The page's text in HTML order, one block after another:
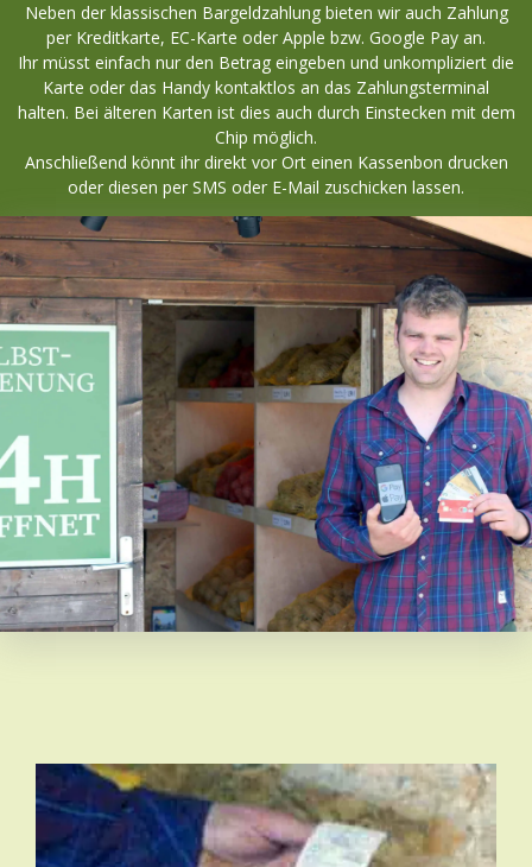
Neben der klassischen Bargeldzahlung bieten wir auch Zahlung
per Kreditkarte, EC-Karte oder Apple bzw. Google Pay an.
Ihr müsst einfach nur den Betrag eingeben und unkompliziert die
Karte oder das Handy kontaktlos an das Zahlungsterminal
halten. Bei älteren Karten ist dies auch durch Einstecken mit dem
Chip möglich.
Anschließend könnt ihr direkt vor Ort einen Kassenbon drucken
oder diesen per SMS oder E-Mail zuschicken lassen.